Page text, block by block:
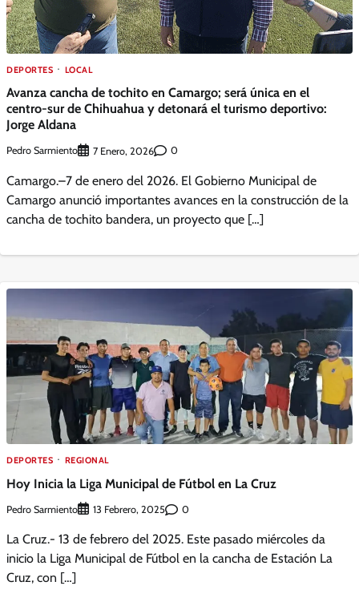
DEPORTES LOCAL
Avanza cancha de tochito en Camargo; será única en el
centro-sur de Chihuahua y detonará el turismo deportivo:
Jorge Aldana
Pedro Sarmiento 7 Enero, 2026 0
Camargo.–7 de enero del 2026. El Gobierno Municipal de
Camargo anunció importantes avances en la construcción de la
cancha de tochito bandera, un proyecto que […]
DEPORTES REGIONAL
Hoy Inicia la Liga Municipal de Fútbol en La Cruz
Pedro Sarmiento 13 Febrero, 2025 0
La Cruz.- 13 de febrero del 2025. Este pasado miércoles da
inicio la Liga Municipal de Fútbol en la cancha de Estación La
Cruz, con […]